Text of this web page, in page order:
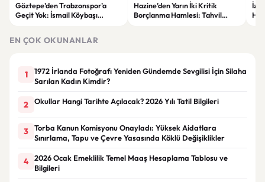
Göztepe’den Trabzonspor’a
Geçit Yok: İsmail Köybaşı
Hazine’den Yarın İki Kritik
Borçlanma Hamlesi: Tahvil
EN ÇOK OKUNANLAR
1
1972 İrlanda Fotoğrafı Yeniden Gündemde Sevgilisi İçin Silaha
Sarılan Kadın Kimdir?
2 Okullar Hangi Tarihte Açılacak? 2026 Yılı Tatil Bilgileri
3
Torba Kanun Komisyonu Onayladı: Yüksek Aidatlara
Sınırlama, Tapu ve Çevre Yasasında Köklü Değişiklikler
4
2026 Ocak Emeklilik Temel Maaş Hesaplama Tablosu ve
Bilgileri